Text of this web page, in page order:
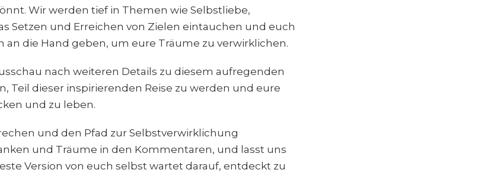
Wir werden tief in Themen wie Selbstliebe,
Setzen und Erreichen von Zielen eintauchen und euch
an die Hand geben, um eure Träume zu verwirklichen.
nach weiteren Details zu diesem aufregenden
Teil dieser inspirierenden Reise zu werden und eure
und zu leben.
und den Pfad zur Selbstverwirklichung
und Träume in den Kommentaren, und lasst uns
Version von euch selbst wartet darauf, entdeckt zu